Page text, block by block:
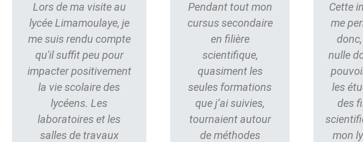
Lors de ma visite au
lycée Limamoulaye, je
me suis rendu compte
qu'il suffit peu pour
impacter positivement
la vie scolaire des
lycéens. Les
laboratoires et les
salles de travaux
Pendant tout mon
cursus secondaire
en filière
scientifique,
quasiment les
seules formations
que j’ai suivies,
tournaient autour
de méthodes
Cette
me
nulle
les
des
mon